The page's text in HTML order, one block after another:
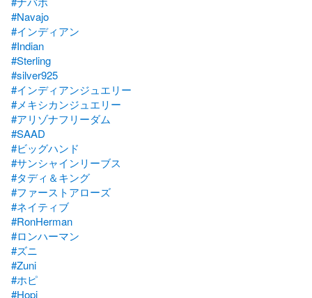
#Navajo
#インディアン
#Indian
#Sterling
#silver925
#インディアンジュエリー
#メキシカンジュエリー
#アリゾナフリーダム
#SAAD
#ビッグハンド
#サンシャインリーブス
#タディ＆キング
#ファーストアローズ
#ネイティブ
#RonHerman
#ロンハーマン
#ズニ
#Zuni
#ホピ
#Hopi